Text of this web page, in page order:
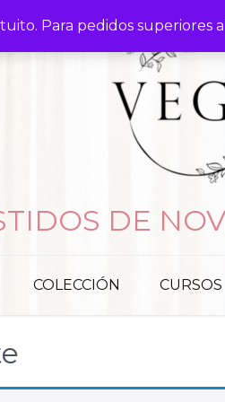
Para pedidos superiores
DE
COLECCIÓN CURSOS